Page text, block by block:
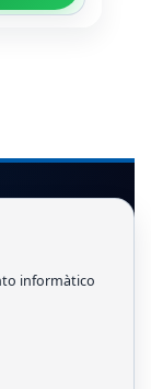
informàtico